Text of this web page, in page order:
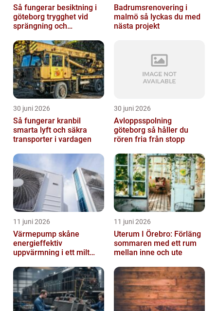
Så fungerar besiktning i
göteborg trygghet vid
sprängning och
Badrumsrenovering i
malmö så lyckas du med
nästa projekt
30 juni 2026
Så fungerar kranbil
smarta lyft och säkra
transporter i vardagen
30 juni 2026
Avloppsspolning
göteborg så håller du
rören fria från stopp
11 juni 2026
Värmepump skåne
energieffektiv
uppvärmning i ett milt
11 juni 2026
Uterum I Örebro: Förläng
sommaren med ett rum
mellan inne och ute